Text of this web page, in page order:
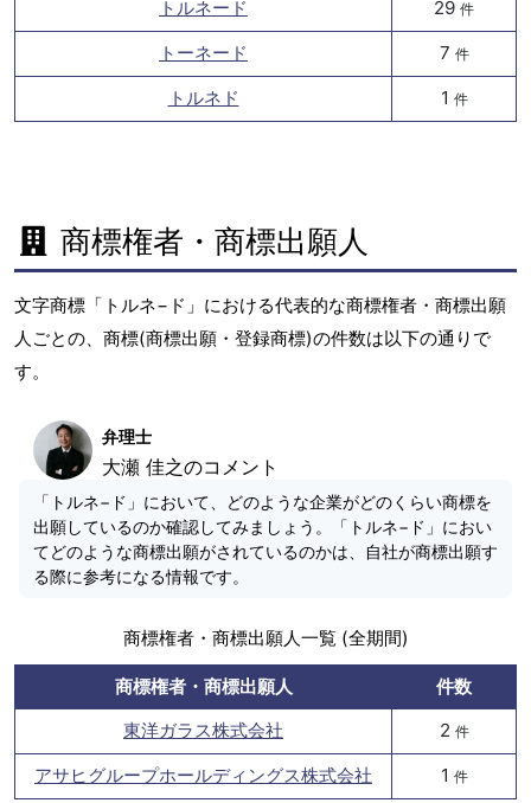
トルネード
29 件
トーネード 7 件
トルネド 1 件
商標権者・商標出願人
文字商標「トルネ−ド」における代表的な商標権者・商標出願
人ごとの、商標(商標出願・登録商標)の件数は以下の通りで
す。
弁理士
大瀬 佳之のコメント
「トルネ−ド」において、どのような企業がどのくらい商標を
出願しているのか確認してみましょう。「トルネ−ド」におい
てどのような商標出願がされているのかは、自社が商標出願す
る際に参考になる情報です。
商標権者・商標出願人一覧 (全期間)
商標権者・商標出願人
件数
東洋ガラス株式会社
2 件
アサヒグループホールディングス株式会社 1 件